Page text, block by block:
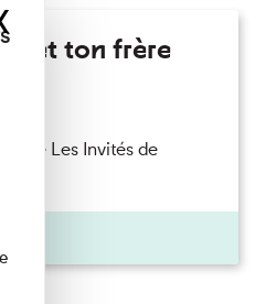
et ton frère
frère Les Invités de
Masquer le